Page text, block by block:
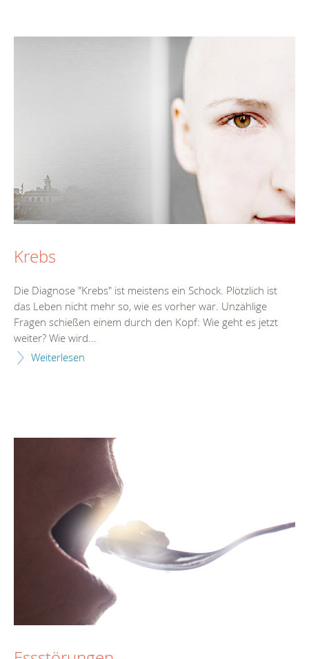
Krebs
Die Diagnose "Krebs" ist meistens ein Schock. Plötzlich ist
das Leben nicht mehr so, wie es vorher war. Unzählige
Fragen schießen einem durch den Kopf: Wie geht es jetzt
weiter? Wie wird...
Weiterlesen